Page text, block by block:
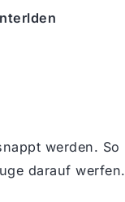
werden. So
darauf werfen.